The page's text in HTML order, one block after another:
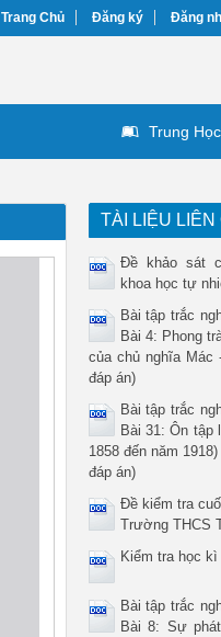
Trang Chủ Đăng ký Đăng
Trung
TÀI LIỆU LIÊN
Đề khảo sát
khoa học tự
Bài tập trắc
Bài 4: Phong
của chủ nghĩa Mác
đáp án)
Bài tập trắc
Bài 31: Ôn tập
1858 đến năm
đáp án)
Đề kiểm tra
Trường THCS
Kiểm tra học
Bài tập trắc
Bài 8: Sự